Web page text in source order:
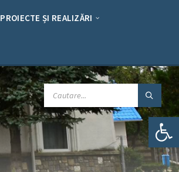
Deschide bara de unelte
PROIECTE ȘI REALIZĂRI
CAUTARE: